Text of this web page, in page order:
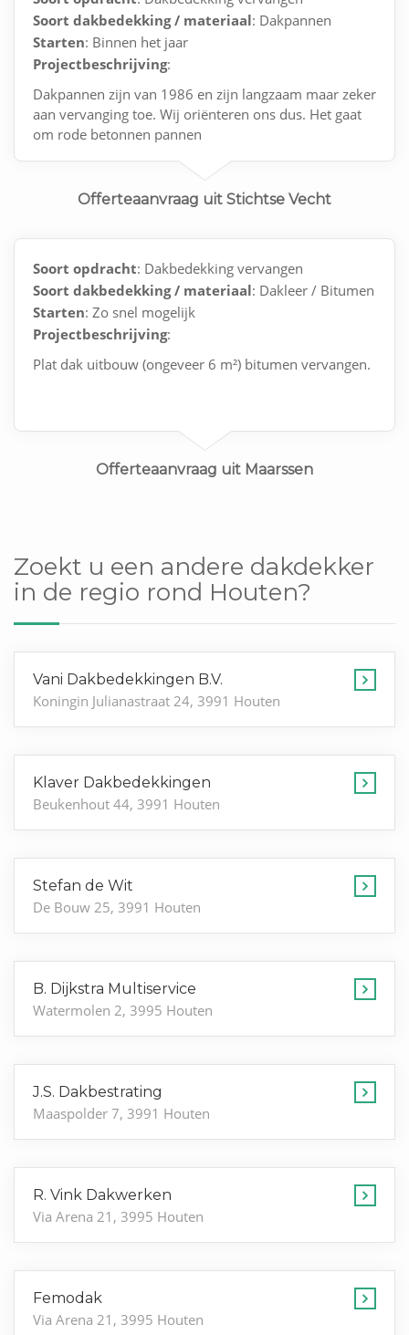
Soort dakbedekking / materiaal: Dakpannen
Starten: Binnen het jaar
Projectbeschrijving:
Dakpannen zijn van 1986 en zijn langzaam maar zeker
aan vervanging toe. Wij oriënteren ons dus. Het gaat
om rode betonnen pannen
Offerteaanvraag uit Stichtse Vecht
Soort opdracht: Dakbedekking vervangen
Soort dakbedekking / materiaal: Dakleer / Bitumen
Starten: Zo snel mogelijk
Projectbeschrijving:
Plat dak uitbouw (ongeveer 6 m²) bitumen vervangen.
Offerteaanvraag uit Maarssen
Zoekt u een andere dakdekker
in de regio rond Houten?
Vani Dakbedekkingen B.V.
Koningin Julianastraat 24, 3991 Houten
Klaver Dakbedekkingen
Beukenhout 44, 3991 Houten
Stefan de Wit
De Bouw 25, 3991 Houten
B. Dijkstra Multiservice
Watermolen 2, 3995 Houten
J.S. Dakbestrating
Maaspolder 7, 3991 Houten
R. Vink Dakwerken
Via Arena 21, 3995 Houten
Femodak
Via Arena 21, 3995 Houten